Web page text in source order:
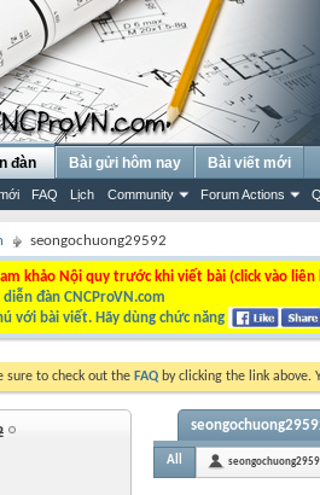
đàn
FAQ Lịch Community Forum Actions
Bài gửi hôm nay Bài viết mới
seongochuong29592
khảo Nội quy trước khi viết bài (click vào
đàn CNCProVN.com
với bài viết. Hãy dùng chức năng
sure to check out the FAQ by clicking the link above.
All